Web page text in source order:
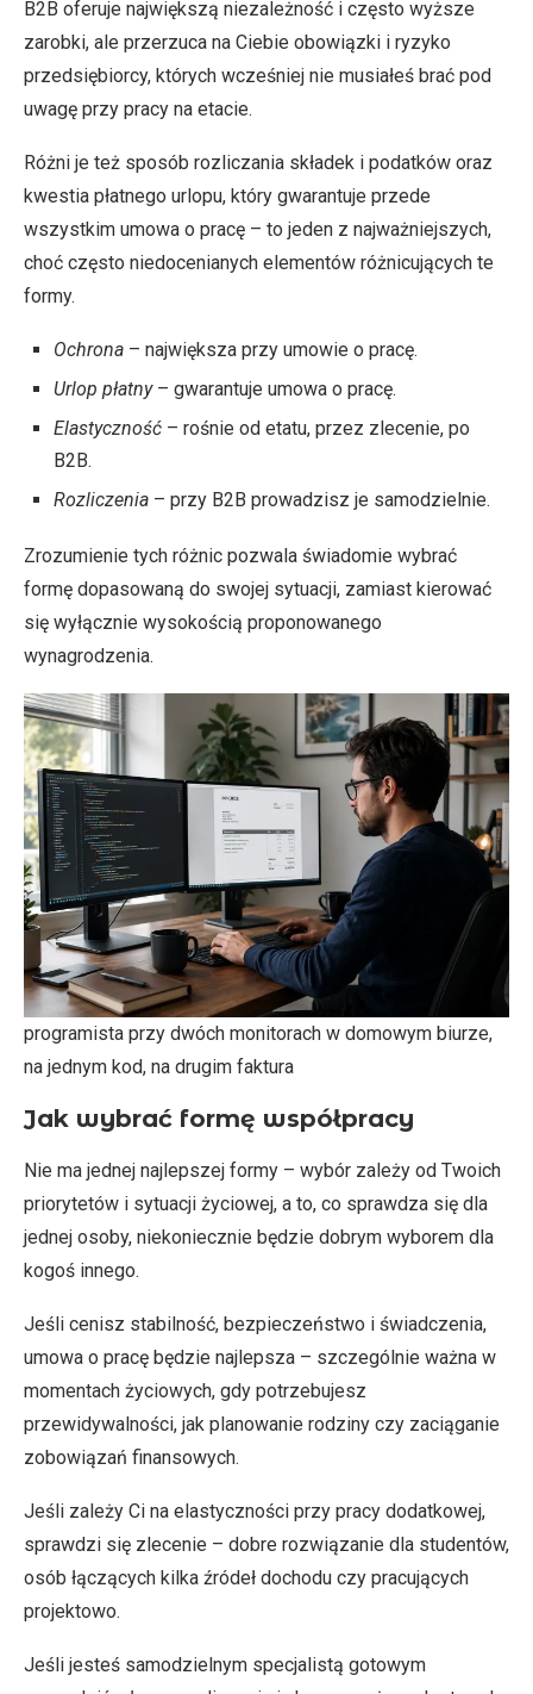
B2B oferuje największą niezależność i często wyższe
zarobki, ale przerzuca na Ciebie obowiązki i ryzyko
przedsiębiorcy, których wcześniej nie musiałeś brać pod
uwagę przy pracy na etacie.
Różni je też sposób rozliczania składek i podatków oraz
kwestia płatnego urlopu, który gwarantuje przede
wszystkim umowa o pracę – to jeden z najważniejszych,
choć często niedocenianych elementów różnicujących te
formy.
Ochrona – największa przy umowie o pracę.
Urlop płatny– gwarantuje umowa o pracę.
Elastyczność – rośnie od etatu, przez zlecenie, po
B2B.
Rozliczenia – przy B2B prowadzisz je samodzielnie.
Zrozumienie tych różnic pozwala świadomie wybrać
formę dopasowaną do swojej sytuacji, zamiast kierować
się wyłącznie wysokością proponowanego
wynagrodzenia.
programista przy dwóch monitorach w domowym biurze,
na jednym kod, na drugim faktura
Jak wybrać formę współpracy
Nie ma jednej najlepszej formy – wybór zależy od Twoich
priorytetów i sytuacji życiowej, a to, co sprawdza się dla
jednej osoby, niekoniecznie będzie dobrym wyborem dla
kogoś innego.
Jeśli cenisz stabilność, bezpieczeństwo i świadczenia,
umowa o pracę będzie najlepsza – szczególnie ważna w
momentach życiowych, gdy potrzebujesz
przewidywalności, jak planowanie rodziny czy zaciąganie
zobowiązań finansowych.
Jeśli zależy Ci na elastyczności przy pracy dodatkowej,
sprawdzi się zlecenie – dobre rozwiązanie dla studentów,
osób łączących kilka źródeł dochodu czy pracujących
projektowo.
Jeśli jesteś samodzielnym specjalistą gotowym